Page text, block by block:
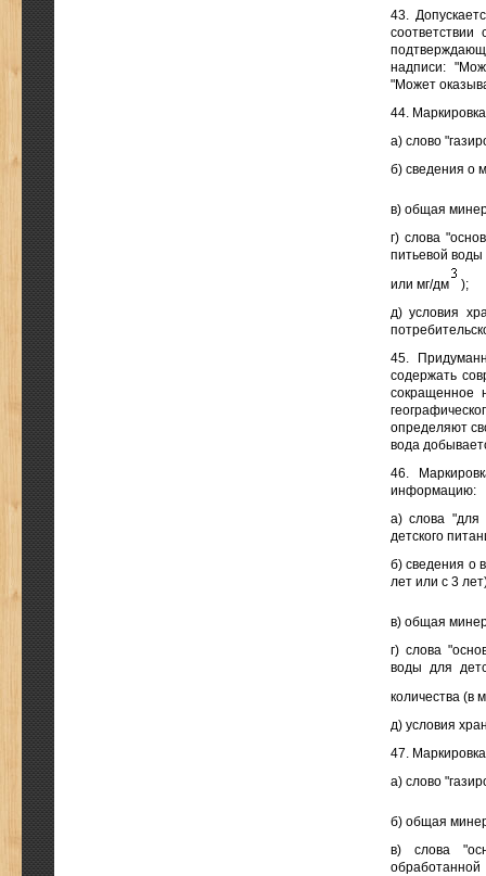
43.
соответствии
надписи:
"Может
44.
а) слово
б) сведения о
в) общая
г) слова
питьевой
или мг/дм
);
д) условия
45.
содержать
сокращенное
определяют
вода
46.
информацию:
а) слова "для
детского
б) сведения о
лет или с 3
в) общая
г) слова
воды для
количества (в
д) условия
47.
а) слово
б) общая
в) слова